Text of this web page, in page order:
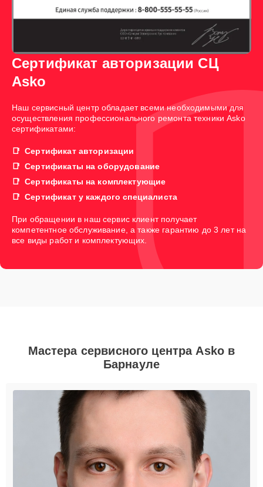
Сертификат авторизации СЦ
Asko
Наш сервисный центр обладает всеми необходимыми для
осуществления профессионального ремонта техники Asko
сертификатами:
Сертификат авторизации
Сертификаты на оборудование
Сертификаты на комплектующие
Сертификат у каждого специалиста
При обращении в наш сервис клиент получает
компетентное обслуживание, а также гарантию до 3 лет на
все виды работ и комплектующих.
Мастера сервисного центра Asko в
Барнауле